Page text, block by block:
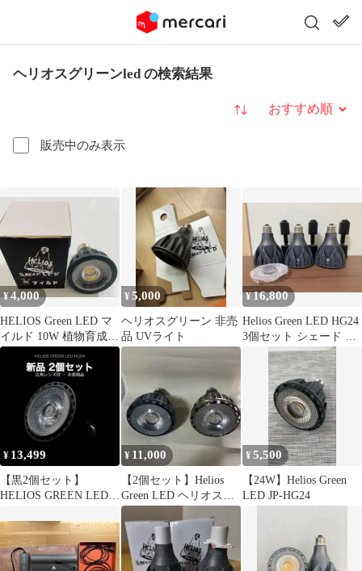
ヘリオスグリーンled の検索結果
販売中のみ表示
並び替え
¥4,000
HELIOS Green LED マ
イルド 10W 植物育成ラ
イト
¥5,000
ヘリオスグリーン 非売
品 UVライト
¥16,800
Helios Green LED HG24
3個セット シェード ソ
ケット付
¥ 13,499
【黒2個セット】
HELIOS GREEN LED
¥ 11,000
【2個セット】Helios
Green LED ヘリオスグ
リーン
¥5,500
【24W】Helios Green
LED JP-HG24